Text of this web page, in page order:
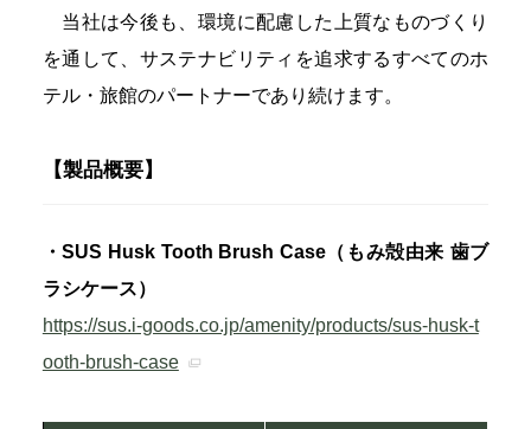
当社は今後も、環境に配慮した上質なものづくり
を通して、サステナビリティを追求するすべてのホ
テル・旅館のパートナーであり続けます。
【製品概要】
・SUS Husk Tooth Brush Case（もみ殻由来 歯ブ
ラシケース）
https://sus.i-goods.co.jp/amenity/products/sus-husk-t
ooth-brush-case